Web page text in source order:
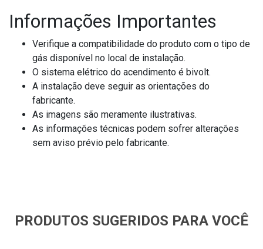
Informações Importantes
Verifique a compatibilidade do produto com o tipo de
gás disponível no local de instalação.
O sistema elétrico do acendimento é bivolt.
A instalação deve seguir as orientações do
fabricante.
As imagens são meramente ilustrativas.
As informações técnicas podem sofrer alterações
sem aviso prévio pelo fabricante.
PRODUTOS SUGERIDOS PARA VOCÊ